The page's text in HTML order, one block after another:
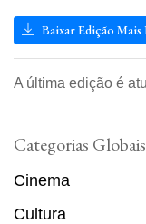
Baixar Edição Mais
A última edição é
Categorias Globais
Cinema
Cultura